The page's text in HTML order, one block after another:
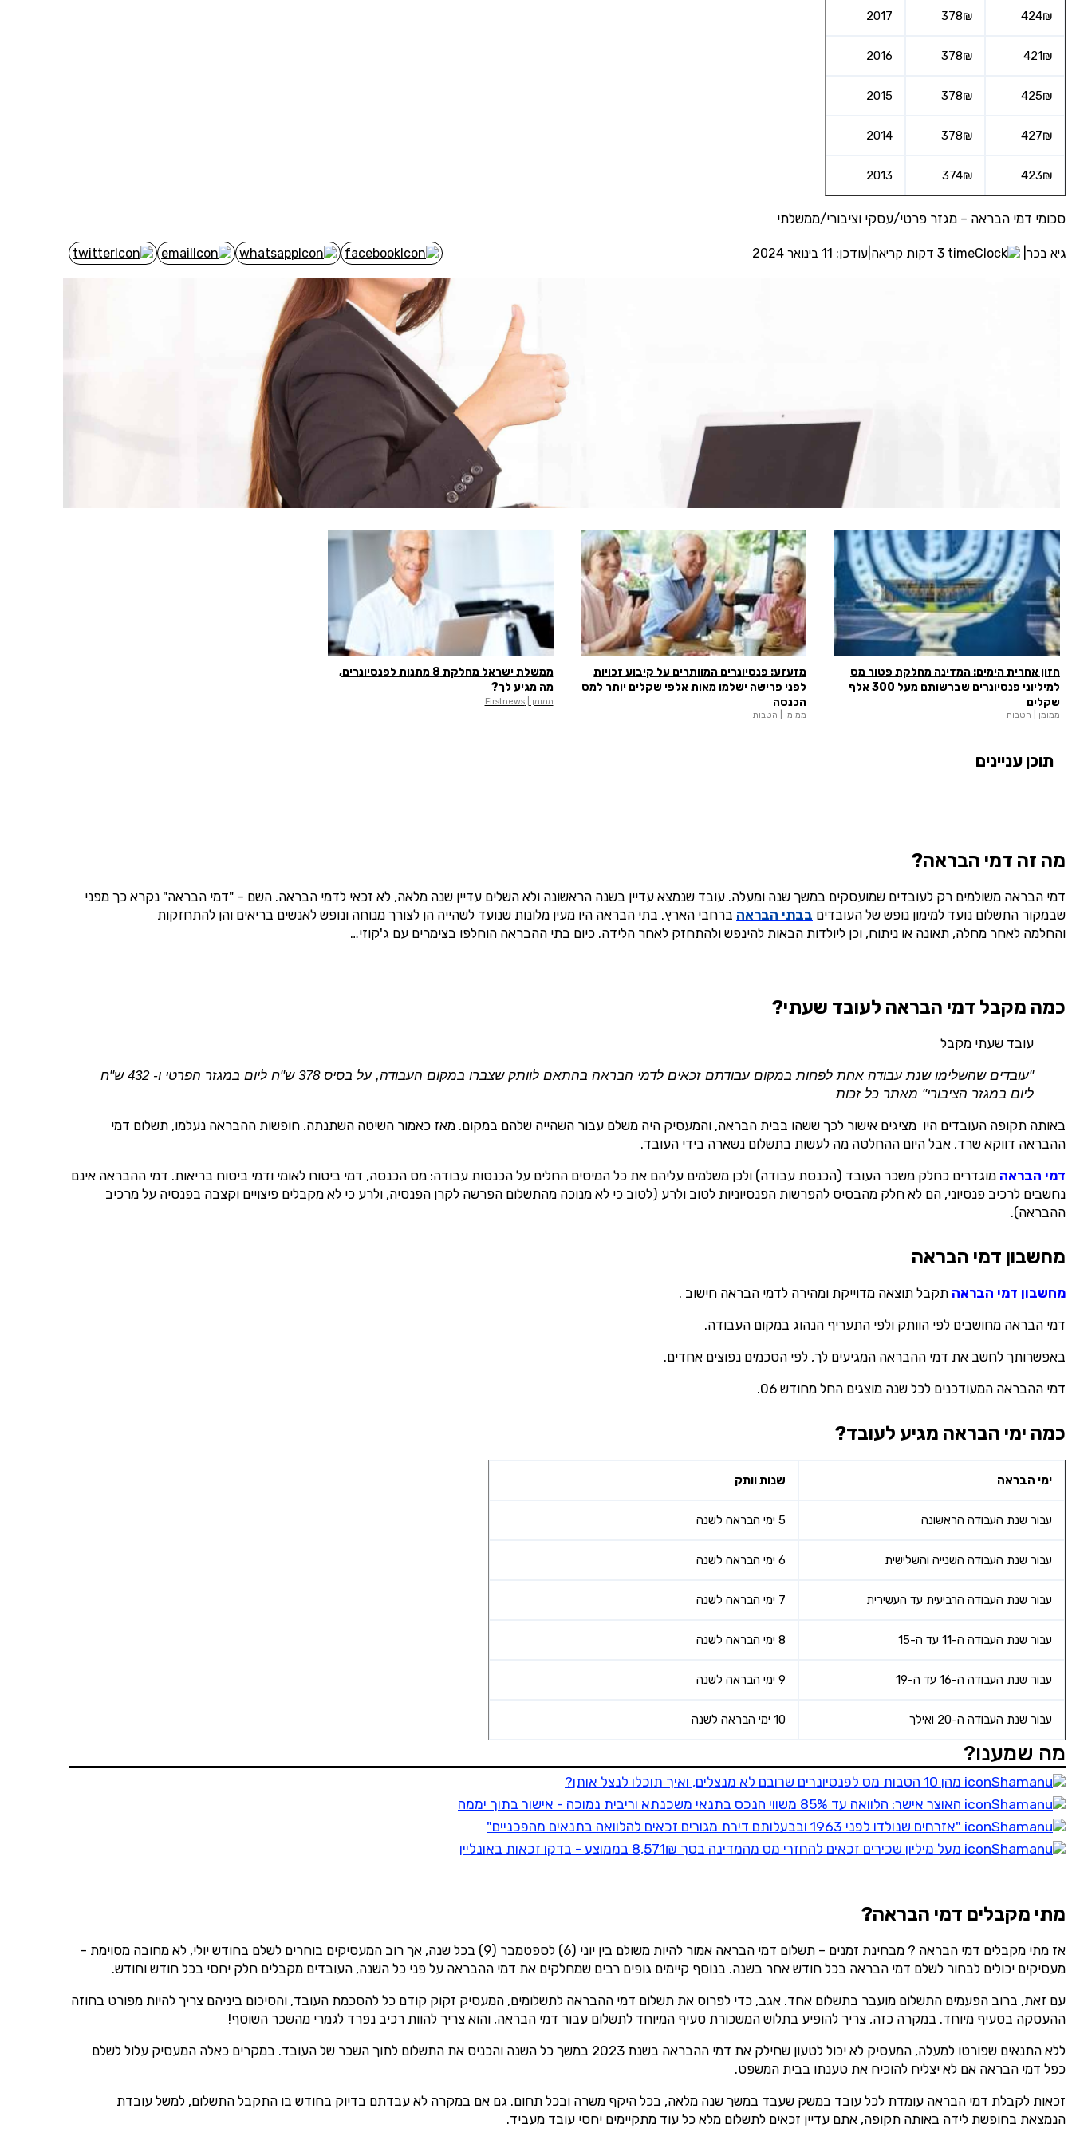
2017 378₪ 424₪
2016 378₪ 421₪
2015 378₪ 425₪
2014 378₪ 427₪
2013 374₪ 423₪
סכומי דמי הבראה – מגזר פרטי/עסקי וציבורי/ממשלתי
גיא בכר עודכן: 11 בינואר 2024
חזון אחרית הימים: המדינה מחלקת פטור מס
למיליוני פנסיונרים שברשותם מעל 300 אלף
שקלים
ממומן | הטבות
מזעזע: פנסיונרים המוותרים על קיבוע זכויות
לפני פרישה ישלמו מאות אלפי שקלים יותר למס
הכנסה
ממומן | הטבות
ממשלת ישראל מחלקת 8 מתנות לפנסיונרים,
מה מגיע לך?
ממומן | Firstnews
תוכן עניינים
מה זה דמי הבראה?
דמי הבראה משולמים רק לעובדים שמועסקים במשך שנה ומעלה. עובד שנמצא עדיין בשנה הראשונה ולא השלים עדיין שנה מלאה, לא זכאי לדמי הבראה. השם – "דמי הבראה" נקרא כך מפני
שבמקור התשלום נועד למימון נופש של העובדים בבתי הבראה ברחבי הארץ. בתי הבראה היו מעין מלונות שנועד לשהייה הן לצורך מנוחה ונופש לאנשים בריאים והן להתחזקות
והחלמה לאחר מחלה, תאונה או ניתוח, וכן ליולדות הבאות להינפש ולהתחזק לאחר הלידה. כיום בתי ההבראה הוחלפו בצימרים עם ג'קוזי…
כמה מקבל דמי הבראה לעובד שעתי?
עובד שעתי מקבל
"עובדים שהשלימו שנת עבודה אחת לפחות במקום עבודתם זכאים לדמי הבראה בהתאם לוותק שצברו במקום העבודה, על בסיס 378 ש"ח ליום במגזר הפרטי ו- 432 ש"ח
ליום במגזר הציבורי" מאתר כל זכות
באותה תקופה העובדים היו מציגים אישור לכך ששהו בבית הבראה, והמעסיק היה משלם עבור השהייה שלהם במקום. מאז כאמור השיטה השתנתה. חופשות ההבראה נעלמו, תשלום דמי
ההבראה דווקא שרד, אבל היום ההחלטה מה לעשות בתשלום נשארה בידי העובד.
דמי הבראה מוגדרים כחלק משכר העובד (הכנסת עבודה) ולכן משלמים עליהם את כל המיסים החלים על הכנסות עבודה: מס הכנסה, דמי ביטוח לאומי ודמי ביטוח בריאות. דמי ההבראה אינם
נחשבים לרכיב פנסיוני, הם לא חלק מהבסיס להפרשות הפנסיוניות לטוב ולרע (לטוב כי לא מנוכה מהתשלום הפרשה לקרן הפנסיה, ולרע כי לא מקבלים פיצויים וקצבה בפנסיה על מרכיב
ההבראה).
מחשבון דמי הבראה
מחשבון דמי הבראה תקבל תוצאה מדוייקת ומהירה לדמי הבראה חישוב .
דמי הבראה מחושבים לפי הוותק ולפי התעריף הנהוג במקום העבודה.
באפשרותך לחשב את דמי ההבראה המגיעים לך, לפי הסכמים נפוצים אחדים.
דמי ההבראה המעודכנים לכל שנה מוצגים החל מחודש 06.
כמה ימי הבראה מגיע לעובד?
ימי הבראה שנות וותק
עבור שנת העבודה הראשונה 5 ימי הבראה לשנה
עבור שנת העבודה השנייה והשלישית 6 ימי הבראה לשנה
עבור שנת העבודה הרביעית עד העשירית 7 ימי הבראה לשנה
עבור שנת העבודה ה-11 עד ה-15 8 ימי הבראה לשנה
עבור שנת העבודה ה-16 עד ה-19 9 ימי הבראה לשנה
עבור שנת העבודה ה-20 ואילך 10 ימי הבראה לשנה
מה שמענו?
מהן 10 הטבות מס לפנסיונרים שרובם לא מנצלים, ואיך תוכלו לנצל אותן?
האוצר אישר: הלוואה עד 85% משווי הנכס בתנאי משכנתא וריבית נמוכה - אישור בתוך יממה
"אזרחים שנולדו לפני 1963 ובבעלותם דירת מגורים זכאים להלוואה בתנאים מהפכניים"
מעל מיליון שכירים זכאים להחזרי מס מהמדינה בסך 8,571₪ בממוצע - בדקו זכאות באונליין
מתי מקבלים דמי הבראה?
אז מתי מקבלים דמי הבראה ? מבחינת זמנים – תשלום דמי הבראה אמור להיות משולם בין יוני (6) לספטמבר (9) בכל שנה, אך רוב המעסיקים בוחרים לשלם בחודש יולי, לא מחובה מסוימת –
מעסיקים יכולים לבחור לשלם דמי הבראה בכל חודש אחר בשנה. בנוסף קיימים גופים רבים שמחלקים את דמי ההבראה על פני כל השנה, העובדים מקבלים חלק יחסי בכל חודש וחודש.
עם זאת, ברוב הפעמים התשלום מועבר בתשלום אחד. אגב, כדי לפרוס את תשלום דמי ההבראה לתשלומים, המעסיק זקוק קודם כל להסכמת העובד, והסיכום ביניהם צריך להיות מפורט בחוזה
ההעסקה בסעיף מיוחד. במקרה כזה, צריך להופיע בתלוש המשכורת סעיף המיוחד לתשלום עבור דמי הבראה, והוא צריך להוות רכיב נפרד לגמרי מהשכר השוטף!
ללא התנאים שפורטו למעלה, המעסיק לא יכול לטעון שחילק את דמי ההבראה בשנת 2023 במשך כל השנה והכניס את התשלום לתוך השכר של העובד. במקרים כאלה המעסיק עלול לשלם
כפל דמי הבראה אם לא יצליח להוכיח את טענתו בבית המשפט.
זכאות לקבלת דמי הבראה עומדת לכל עובד במשק שעבד במשך שנה מלאה, בכל היקף משרה ובכל תחום. גם אם במקרה לא עבדתם בדיוק בחודש בו התקבל התשלום, למשל עובדת
הנמצאת בחופשת לידה באותה תקופה, אתם עדיין זכאים לתשלום מלא כל עוד מתקיימים יחסי עובד מעביד.
הירשמו לניוזלטר שמענו ותיהנו
בדיקת זכאות להטבות מס
גיל
לתוכניות ביטוח או מוצרים פנסיוניים
מסכימ/ה לקבלת תוכן, דברי פרסומת או עדכונים מהחברה באמצעות דוא"ל,
שלח לבדיקת זכאות